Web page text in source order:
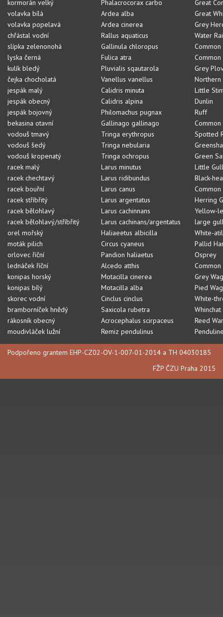
kormorán velký Phalacrocorax carbo
Great
volavka bílá
Ardea alba
Great
volavka popelavá
Ardea cinerea
Grey
chřástal vodní
Rallus aquaticus
Water
slípka zelenonohá
Gallinula chloropus
lyska černá
Fulica atra
Common
kulík bledý
Pluvialis sqautarola
Grey
čejka chocholatá
Vanellus vanellus
Northern
jespák malý
Calidris minuta
Little
jespák obecný
Calidris alpina
Dunlin
jespák bojovný
Philomachus pugnax
Ruff
bekasina otavní
Gallinago gallinago
vodouš tmavý
Tringa erythropus
Spotted
vodouš šedý
Tringa nebularia
vodouš kropenatý
Tringa ochropus
Green
racek malý
Larus minutus
Little Gull
racek chechtavý
Larus ridibundus
Black-
racek bouřní
Larus canus
racek stříbřitý
Larus argentatus
Herring
racek bělohlavý
Larus cachinnans
Yellow-
racek bělohlavý/stříbřitý
Larus cachinans/argentatus
large
orel mořský
Haliaeetus albicilla
White-
moták pilich
Circus cyaneus
Pallid
orlovec říční
Pandion haliaetus
Osprey
lednáček říční
Alcedo atthis
konipas horský
Motacilla cinerea
Grey
konipas bílý
Motacilla alba
Pied
skorec vodní
Cinclus cinclus
White-
bramborníček hnědý
Saxicola rubetra
Whinchat
rákosník obecný
Acrocephalus scirpaceus
Reed
moudivláček lužní
Remiz pendulinus
Podpořeno grantem EHP-CZ02-OV-1-007-01-2014 a TH 04030185
FŽP ČZU Praha 2015